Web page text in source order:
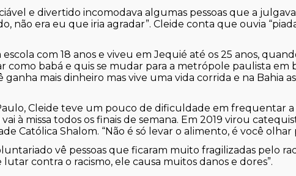
e divertido incomodava algumas pessoas que a
não era eu que iria agradar”. Cleide conta que ouvia
com 18 anos e viveu em Jequié até os 25 anos,
como babá e quis se mudar para a metrópole paulista em
ganha mais dinheiro mas vive uma vida corrida e na Bahia
Cleide teve um pouco de dificuldade em frequentar
à missa todos os finais de semana. Em 2019 virou
Católica Shalom. “Não é só levar o alimento, é você olhar
vê pessoas que ficaram muito fragilizadas pelo
lutar contra o racismo, ele causa muitos danos e dores”.